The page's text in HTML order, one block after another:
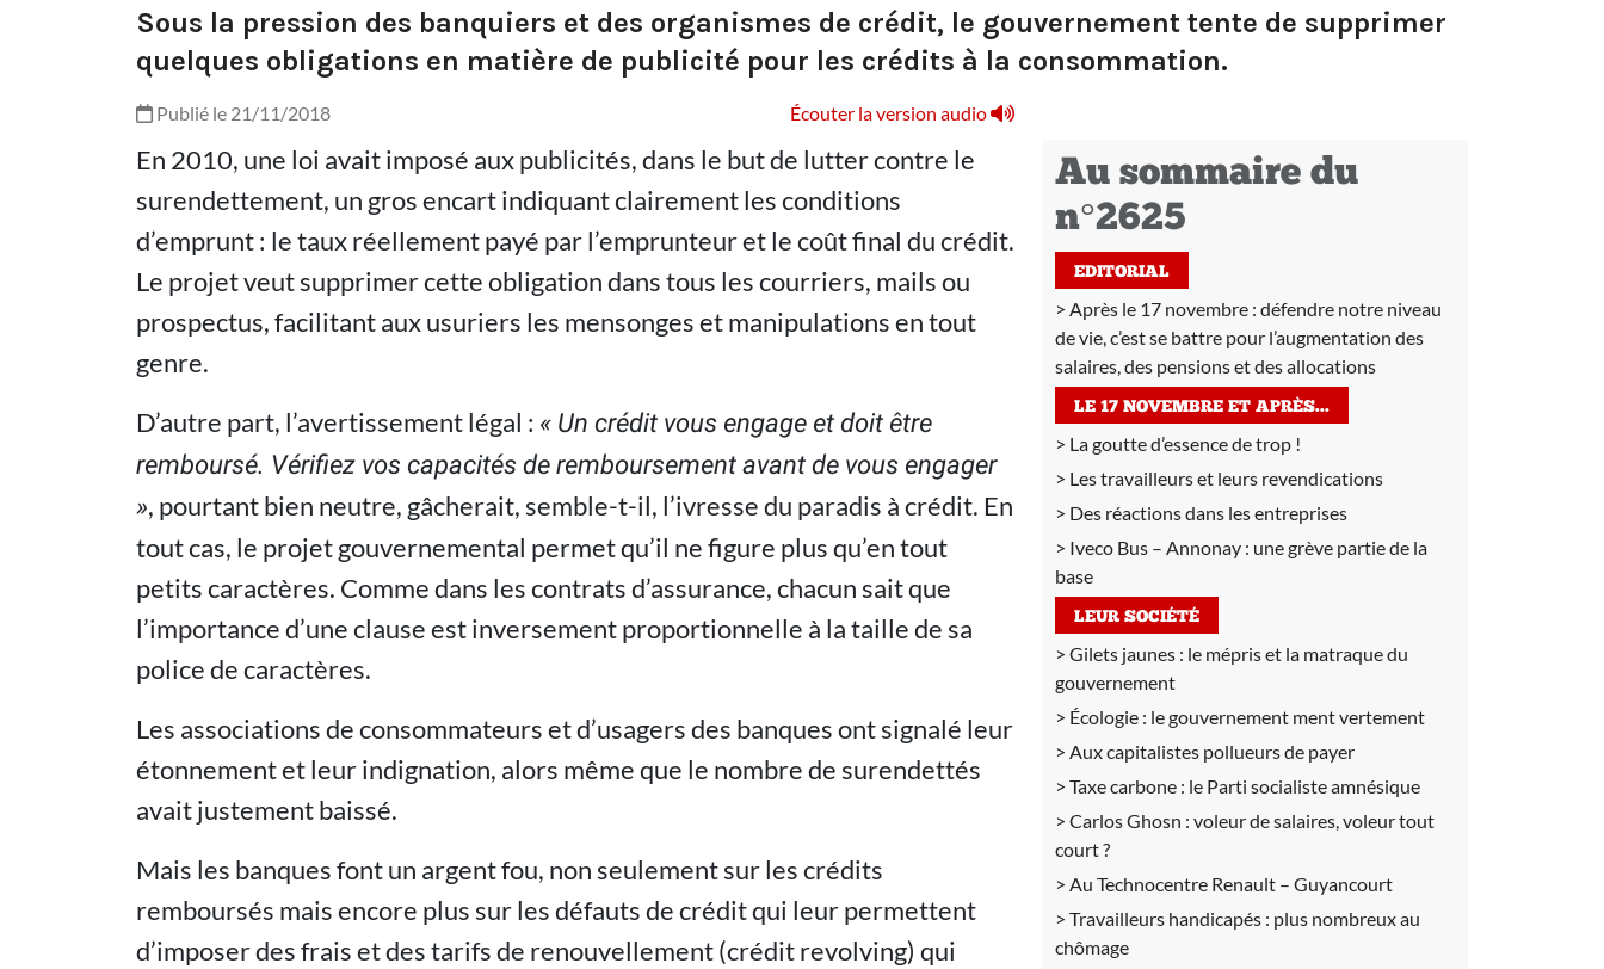
Sous la pression des banquiers et des organismes de crédit, le gouvernement tente de supprimer
quelques obligations en matière de publicité pour les crédits à la consommation.
Publié le 21/11/2018 Écouter la version audio
En 2010, une loi avait imposé aux publicités, dans le but de lutter contre le
surendettement, un gros encart indiquant clairement les conditions
d’emprunt : le taux réellement payé par l’emprunteur et le coût final du crédit.
Le projet veut supprimer cette obligation dans tous les courriers, mails ou
prospectus, facilitant aux usuriers les mensonges et manipulations en tout
genre.
D’autre part, l’avertissement légal : « Un crédit vous engage et doit être
remboursé. Vérifiez vos capacités de remboursement avant de vous engager
», pourtant bien neutre, gâcherait, semble-t-il, l’ivresse du paradis à crédit. En
tout cas, le projet gouvernemental permet qu’il ne figure plus qu’en tout
petits caractères. Comme dans les contrats d’assurance, chacun sait que
l’importance d’une clause est inversement proportionnelle à la taille de sa
police de caractères.
Les associations de consommateurs et d’usagers des banques ont signalé leur
étonnement et leur indignation, alors même que le nombre de surendettés
avait justement baissé.
Mais les banques font un argent fou, non seulement sur les crédits
remboursés mais encore plus sur les défauts de crédit qui leur permettent
d’imposer des frais et des tarifs de renouvellement (crédit revolving) qui
Au sommaire du
n°2625
EDITORIAL
Après le 17 novembre : défendre notre niveau
de vie, c’est se battre pour l’augmentation des
salaires, des pensions et des allocations
LE 17 NOVEMBRE ET APRÈS...
La goutte d’essence de trop !
Les travailleurs et leurs revendications
Des réactions dans les entreprises
Iveco Bus – Annonay : une grève partie de la
base
LEUR SOCIÉTÉ
Gilets jaunes : le mépris et la matraque du
gouvernement
Écologie : le gouvernement ment vertement
Aux capitalistes pollueurs de payer
Taxe carbone : le Parti socialiste amnésique
Carlos Ghosn : voleur de salaires, voleur tout
court ?
Au Technocentre Renault – Guyancourt
Travailleurs handicapés : plus nombreux au
chômage